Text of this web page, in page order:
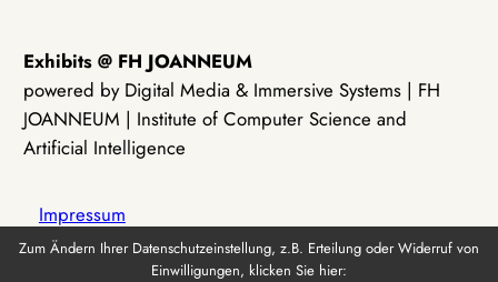
Exhibits @ FH JOANNEUM
powered by Digital Media & Immersive Systems | FH
JOANNEUM | Institute of Computer Science and
Artificial Intelligence
Impressum
Zum Ändern Ihrer Datenschutzeinstellung, z.B. Erteilung oder Widerruf von
Einwilligungen, klicken Sie hier: